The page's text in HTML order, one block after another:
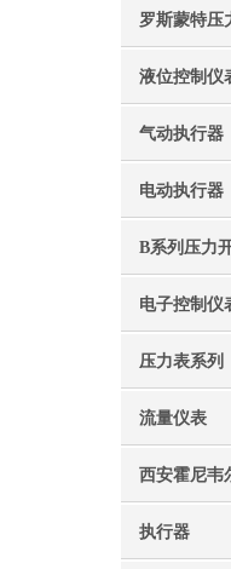
罗斯蒙特压
液位控制仪
气动执行器
电动执行器
B系列压力
电子控制仪
压力表系列
流量仪表
西安霍尼韦
执行器